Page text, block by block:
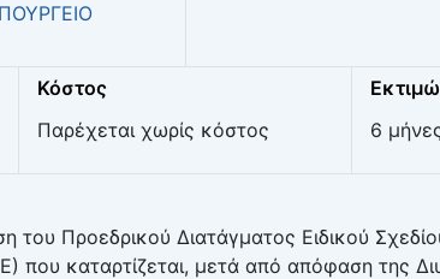
Κόστος
Παρέχεται χωρίς κόστος
6
του Προεδρικού Διατάγματος Ειδικού
που καταρτίζεται, μετά από απόφαση της